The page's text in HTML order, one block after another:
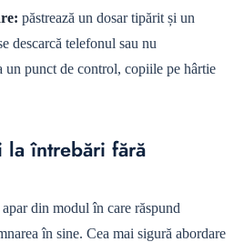
păstrează un dosar tipărit și un
descarcă telefonul sau nu
un punct de control, copiile pe hârtie
la întrebări fără
din modul în care răspund
în sine. Cea mai sigură abordare